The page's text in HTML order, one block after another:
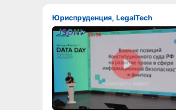
Юриспруденция, LegalTech
Смотреть видео